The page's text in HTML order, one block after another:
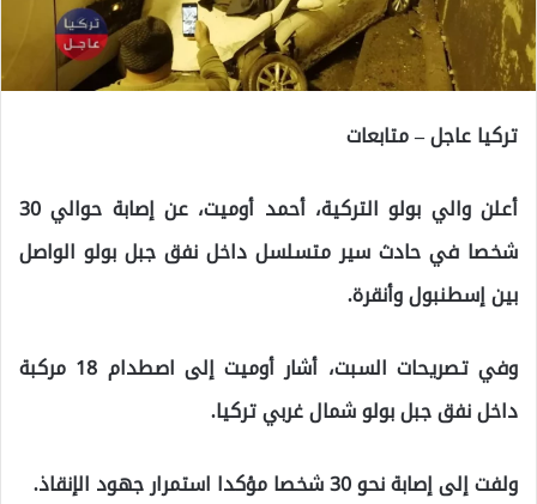
تركيا عاجل – متابعات
أعلن والي بولو التركية، أحمد أوميت، عن إصابة حوالي 30
شخصا في حادث سير متسلسل داخل نفق جبل بولو الواصل
بين إسطنبول وأنقرة.
وفي تصريحات السبت، أشار أوميت إلى اصطدام 18 مركبة
داخل نفق جبل بولو شمال غربي تركيا.
ولفت إلى إصابة نحو 30 شخصا مؤكدا استمرار جهود الإنقاذ.